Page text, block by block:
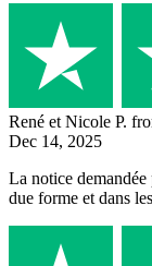
René et Nicole P.
Dec 14, 2025
La notice
due forme et dans